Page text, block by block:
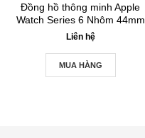
Đồng hồ thông minh Apple
Watch Series 6 Nhôm 44mm
GPS Silver New Seal
Liên hệ
MUA HÀNG